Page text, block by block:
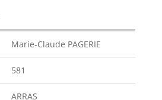
Marie-Claude PAGERIE
581
ARRAS